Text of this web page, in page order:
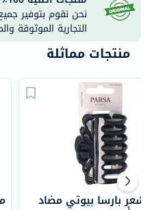
نحن نقوم بتوفير
التجارية الموثوقة
منتجات مماثلة
بارسا بيوتي مضاد